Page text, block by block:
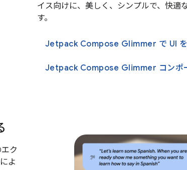
イス向けに、美しく、シンプルで、快適
す。
Jetpack Compose Glimmer で UI を
ク
よ